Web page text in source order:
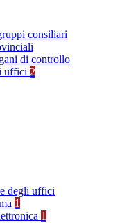
consiliari
di controllo
uffici 2
degli uffici
1
1